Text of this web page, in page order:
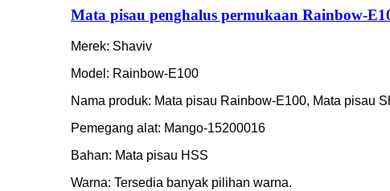
Mata pisau penghalus permukaan Rainbow-
Merek: Shaviv
Model: Rainbow-E100
Nama produk: Mata pisau Rainbow-E100, Mata pisau
Pemegang alat: Mango-15200016
Bahan: Mata pisau HSS
Warna: Tersedia banyak pilihan warna.